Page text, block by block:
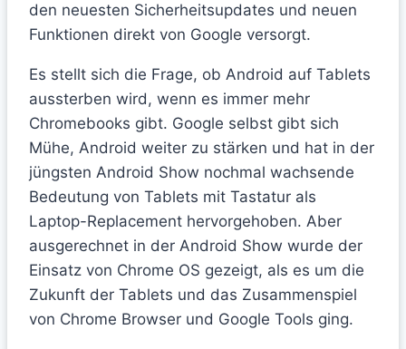
den neuesten Sicherheitsupdates und neuen
Funktionen direkt von Google versorgt.
Es stellt sich die Frage, ob Android auf Tablets
aussterben wird, wenn es immer mehr
Chromebooks gibt. Google selbst gibt sich
Mühe, Android weiter zu stärken und hat in der
jüngsten Android Show nochmal wachsende
Bedeutung von Tablets mit Tastatur als
Laptop-Replacement hervorgehoben. Aber
ausgerechnet in der Android Show wurde der
Einsatz von Chrome OS gezeigt, als es um die
Zukunft der Tablets und das Zusammenspiel
von Chrome Browser und Google Tools ging.